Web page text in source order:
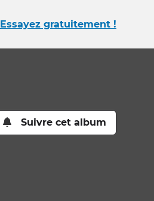
Essayez gratuitement !
Suivre cet album